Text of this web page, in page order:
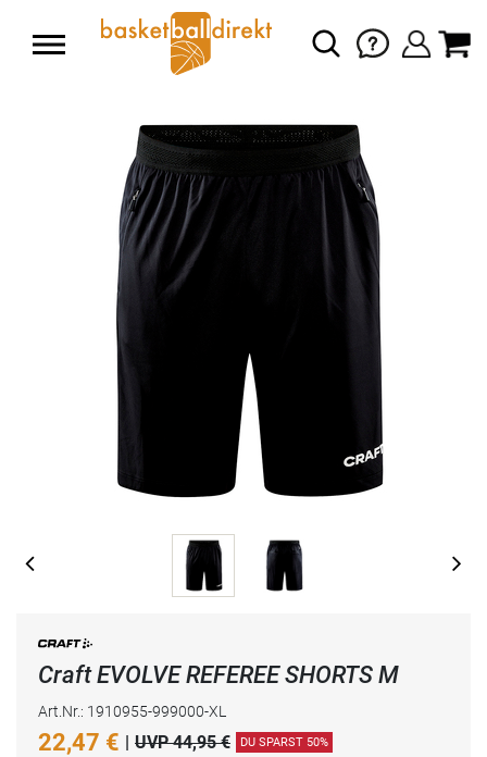
Craft EVOLVE REFEREE SHORTS M
Art.Nr.: 1910955-999000-XL
22,47 € | UVP 44,95 € DU SPARST 50%